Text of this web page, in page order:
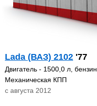
Lada (ВАЗ) 2102 '77
Двигатель - 1500,0 л, бензин
Механическая КПП
с августа 2012